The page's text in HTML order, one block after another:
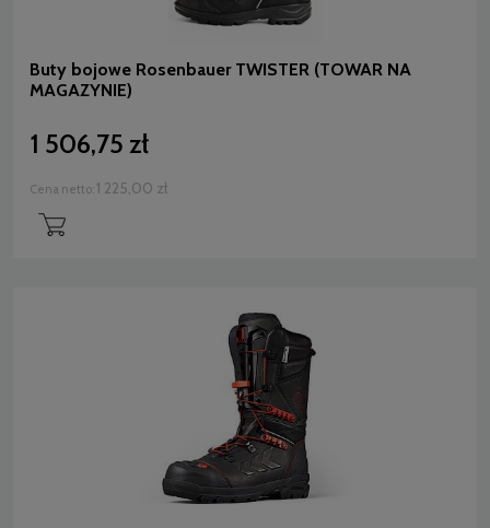
Buty bojowe Rosenbauer TWISTER (TOWAR NA
MAGAZYNIE)
1 506,75 zł
Cena netto: 1 225,00 zł